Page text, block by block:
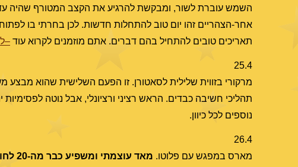
השמש עוברת לשור, ומבקשת להרגיע את הקצב המטורף שהיה עד
אחר-הצהריים זהו יום טוב להתחלות חדשות. לכן בחרתי בו לפתוח
תאריכים טובים להתחיל בהם דברים. אתם מוזמנים לקרוא עוד
25.4
מרקורי בזווית שלילית לסאטורן. זו הפעם השלישית שהוא מבצע
תהליכי חשיבה כבדים. הראש רציני ורציונלי, אבל נוטה
נוספים לכל כיוון.
26.4
מארס במפגש עם פלוטו. מאד עוצמתי ומשפיע כבר מה-20 לחודש וילווה עד צאתו